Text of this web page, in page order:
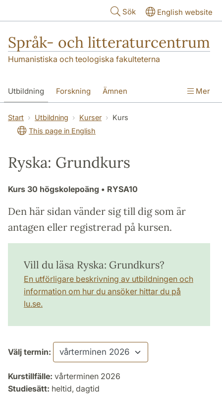
Sök English website
Språk- och litteraturcentrum
Humanistiska och teologiska fakulteterna
Utbildning Forskning Ämnen
SOL-husen Kontakt Institutionen
översättning till svenska
Mer
Start Utbildning Kurser
Kurs
This page in English
Ryska: Grundkurs
Kurs 30 högskolepoäng • RYSA10
Den här sidan vänder sig till dig som är
antagen eller registrerad på kursen.
Vill du läsa Ryska: Grundkurs?
En utförligare beskrivning av utbildningen och
information om hur du ansöker hittar du på
lu.se.
Välj termin:
Kurstillfälle: vårterminen 2026
Studiesätt: heltid, dagtid